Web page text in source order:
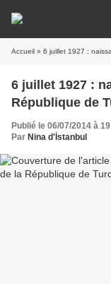
Accueil » 6 juillet 1927 :
6 juillet 1927 :
République de
Publié le 06/07/2014 à
Par Nina d'İstanbul